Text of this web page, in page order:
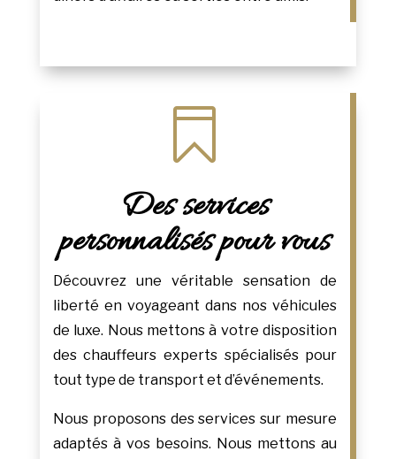

Des services
personnalisés pour vous
Découvrez une véritable sensation de
liberté en voyageant dans nos véhicules
de luxe. Nous mettons à votre disposition
des chauffeurs experts spécialisés pour
tout type de transport et d’événements.
Nous proposons des services sur mesure
adaptés à vos besoins. Nous mettons au